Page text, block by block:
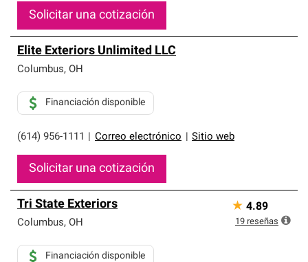
Solicitar una cotización
Elite Exteriors Unlimited LLC
Columbus, OH
(614) 956-1111 Correo electrónico Sitio web
Financiación disponible
Solicitar una cotización
Tri State Exteriors
Columbus, OH
Financiación disponible
★ 4.89
19 reseñas